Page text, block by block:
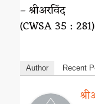
– श्रीअरविंद
(CWSA 35 : 281)
Author Recent